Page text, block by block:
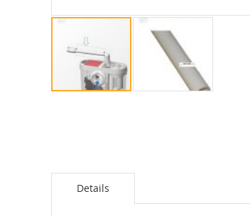
de
afbeeldingen-
Details